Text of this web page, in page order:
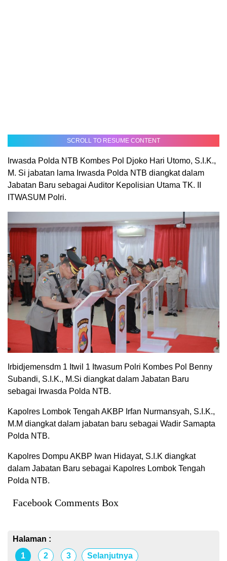
SCROLL TO RESUME CONTENT
Irwasda Polda NTB Kombes Pol Djoko Hari Utomo, S.I.K.,
M. Si jabatan lama Irwasda Polda NTB diangkat dalam
Jabatan Baru sebagai Auditor Kepolisian Utama TK. II
ITWASUM Polri.
Irbidjemensdm 1 Itwil 1 Itwasum Polri Kombes Pol Benny
Subandi, S.I.K., M.Si diangkat dalam Jabatan Baru
sebagai Irwasda Polda NTB.
Kapolres Lombok Tengah AKBP Irfan Nurmansyah, S.I.K.,
M.M diangkat dalam jabatan baru sebagai Wadir Samapta
Polda NTB.
Kapolres Dompu AKBP Iwan Hidayat, S.I.K diangkat
dalam Jabatan Baru sebagai Kapolres Lombok Tengah
Polda NTB.
Facebook Comments Box
Halaman :
1
2 3 Selanjutnya